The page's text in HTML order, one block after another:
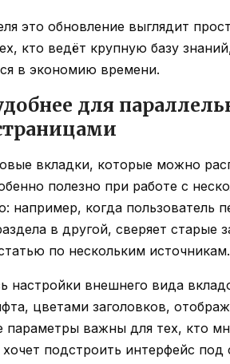
это обновление выглядит
кто ведёт крупную базу
в экономию времени.
для
вкладки, которые можно
полезно при работе с
например, когда пользователь
в другой, сверяет старые
по нескольким источникам.
настройки внешнего вида
цветами заголовков,
параметры важны для тех, кто
подстроить интерфейс под